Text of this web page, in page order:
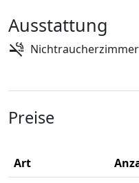
Ausstattung
Nichtraucherzimmer
Preise
Art